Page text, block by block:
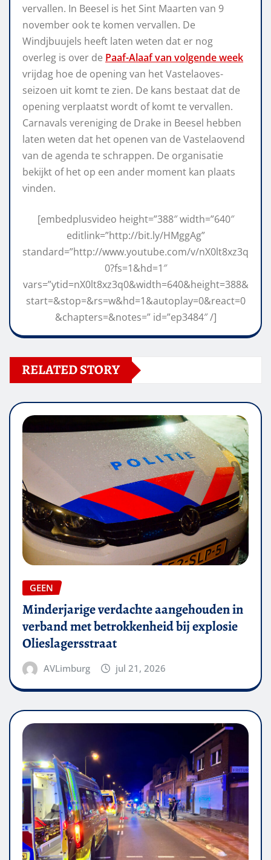
vervallen. In Beesel is het Sint Maarten van 9
november ook te komen vervallen. De
Windjbuujels heeft laten weten dat er nog
overleg is over de Paaf-Alaaf van volgende week
vrijdag hoe de opening van het Vastelaoves-
seizoen uit komt te zien. De kans bestaat dat de
opening verplaatst wordt of komt te vervallen.
Carnavals vereniging de Drake in Beesel hebben
laten weten dat het openen van de Vastelaovend
van de agenda te schrappen. De organisatie
bekijkt of het op een ander moment kan plaats
vinden.
[embedplusvideo height=”388″ width=”640″
editlink=”http://bit.ly/HMggAg”
standard=”http://www.youtube.com/v/nX0lt8xz3q
0?fs=1&hd=1″
vars=”ytid=nX0lt8xz3q0&width=640&height=388&
start=&stop=&rs=w&hd=1&autoplay=0&react=0
&chapters=&notes=” id=”ep3484″ /]
RELATED STORY
GEEN
Minderjarige verdachte aangehouden in
verband met betrokkenheid bij explosie
Olieslagersstraat
AVLimburg jul 21, 2026